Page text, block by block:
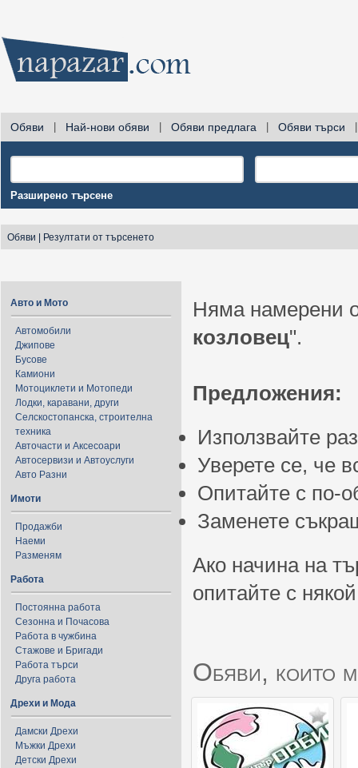
Обяви Най-нови обяви Обяви предлага Обяви търси
Разширено търсене
Обяви Резултати от търсенето
Авто и Мото
Автомобили
Джипове
Бусове
Камиони
Мотоциклети и Мотопеди
Лодки, каравани, други
Селскостопанска, строителна
техника
Авточасти и Аксесоари
Автосервизи и Автоуслуги
Авто Разни
Имоти
Продажби
Наеми
Разменям
Работа
Постоянна работа
Сезонна и Почасова
Работа в чужбина
Стажове и Бригади
Работа търси
Друга работа
Дрехи и Мода
Дамски Дрехи
Мъжки Дрехи
Детски Дрехи
Няма намерени
козловец".
Предложения:
Използвайте
Уверете се, че
Опитайте с по-
Заменете
Ако начина на
опитайте с
Обяви, които